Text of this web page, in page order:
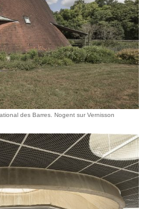
des Barres. Nogent sur Vernisson